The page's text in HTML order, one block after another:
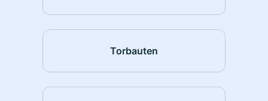
Torbauten